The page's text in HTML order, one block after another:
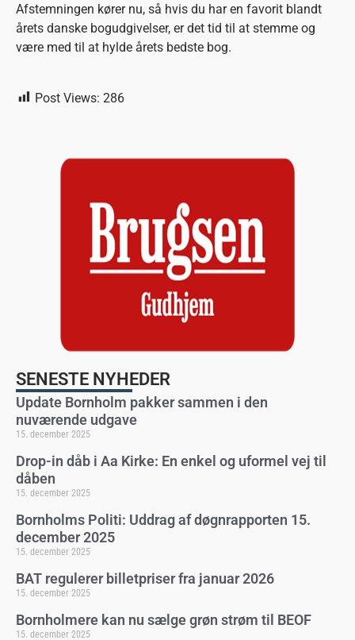
Afstemningen kører nu, så hvis du har en favorit blandt
årets danske bogudgivelser, er det tid til at stemme og
være med til at hylde årets bedste bog.
Post Views: 286
SENESTE NYHEDER
Update Bornholm pakker sammen i den
nuværende udgave
15. december 2025
Drop-in dåb i Aa Kirke: En enkel og uformel vej til
dåben
15. december 2025
Bornholms Politi: Uddrag af døgnrapporten 15.
december 2025
15. december 2025
BAT regulerer billetpriser fra januar 2026
15. december 2025
Bornholmere kan nu sælge grøn strøm til BEOF
15. december 2025